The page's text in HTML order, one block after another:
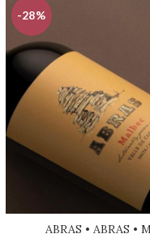
-28%
ABRAS • ABRAS •